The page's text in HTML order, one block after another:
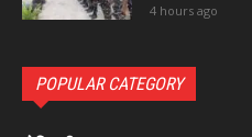
4 hours ago
POPULAR CATEGORY